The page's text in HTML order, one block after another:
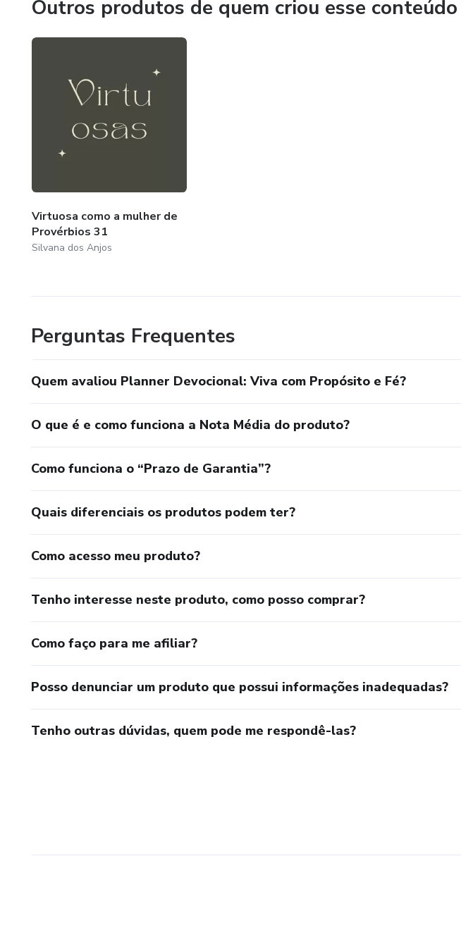
Outros produtos de quem criou esse conteúdo
Virtuosa como a mulher de
Provérbios 31
Silvana dos Anjos
Perguntas Frequentes
Quem avaliou Planner Devocional: Viva com Propósito e Fé?
O que é e como funciona a Nota Média do produto?
Como funciona o “Prazo de Garantia”?
Quais diferenciais os produtos podem ter?
Como acesso meu produto?
Tenho interesse neste produto, como posso comprar?
Como faço para me afiliar?
Posso denunciar um produto que possui informações inadequadas?
Tenho outras dúvidas, quem pode me respondê-las?